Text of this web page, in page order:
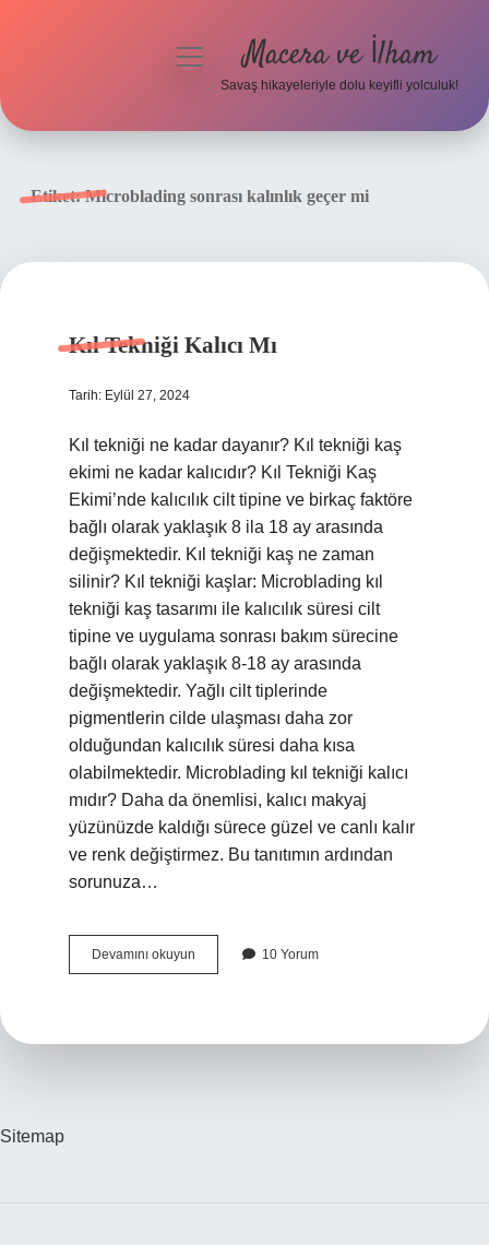
menüyüMacera ve İlham
Savaş hikayeleriyle dolu keyifli yolculuk!
Etiket:Microblading sonrası kalınlık geçer mi
Kıl Tekniği Kalıcı Mı
Tarih: Eylül 27, 2024
Kıl tekniği ne kadar dayanır? Kıl tekniği kaş
ekimi ne kadar kalıcıdır? Kıl Tekniği Kaş
Ekimi’nde kalıcılık cilt tipine ve birkaç faktöre
bağlı olarak yaklaşık 8 ila 18 ay arasında
değişmektedir. Kıl tekniği kaş ne zaman
silinir? Kıl tekniği kaşlar: Microblading kıl
tekniği kaş tasarımı ile kalıcılık süresi cilt
tipine ve uygulama sonrası bakım sürecine
bağlı olarak yaklaşık 8-18 ay arasında
değişmektedir. Yağlı cilt tiplerinde
pigmentlerin cilde ulaşması daha zor
olduğundan kalıcılık süresi daha kısa
olabilmektedir. Microblading kıl tekniği kalıcı
mıdır? Daha da önemlisi, kalıcı makyaj
yüzünüzde kaldığı sürece güzel ve canlı kalır
ve renk değiştirmez. Bu tanıtımın ardından
sorunuza…
Devamını okuyun
Tekniği
10 Yorum
Sitemap